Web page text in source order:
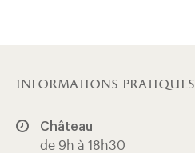
informations pratiques
Château
de 9h à 18h30